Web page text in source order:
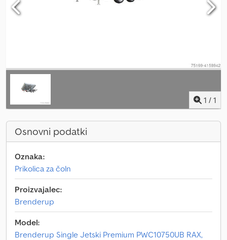
1 / 1
Osnovni podatki
Oznaka:
Prikolica za čoln
Proizvajalec:
Brenderup
Model:
Brenderup Single Jetski Premium PWC10750UB RAX,